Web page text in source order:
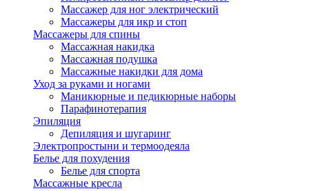
Массажер для ног электрический
Массажеры для икр и стоп
Массажеры для спины
Массажная накидка
Массажная подушка
Массажные накидки для дома
Уход за руками и ногами
Маникюрные и педикюрные наборы
Парафинотерапия
Эпиляция
Депиляция и шугаринг
Электропростыни и термоодеяла
Белье для похудения
Белье для спорта
Массажные кресла